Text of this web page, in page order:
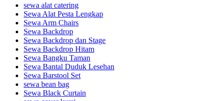
sewa alat catering
Sewa Alat Pesta Lengkap
Sewa Arm Chairs
Sewa Backdrop
Sewa Backdrop dan Stage
Sewa Backdrop Hitam
Sewa Bangku Taman
Sewa Bantal Duduk Lesehan
Sewa Barstool Set
sewa bean bag
Sewa Black Curtain